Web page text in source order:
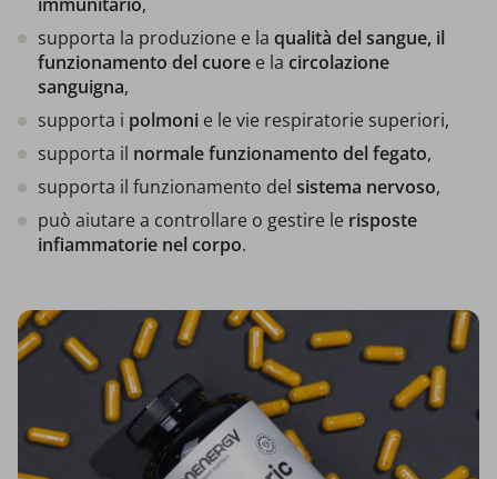
immunitario,
supporta la produzione e la qualità del sangue, il
funzionamento del cuore e la circolazione
sanguigna,
supporta i polmoni e le vie respiratorie superiori,
supporta il normale funzionamento del fegato,
supporta il funzionamento del sistema nervoso,
può aiutare a controllare o gestire le risposte
infiammatorie nel corpo.